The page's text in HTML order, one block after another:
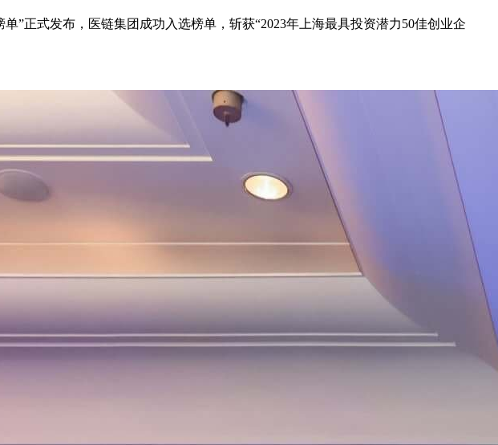
”正式发布，医链集团成功入选榜单，斩获“2023年上海最具投资潜力50佳创业企